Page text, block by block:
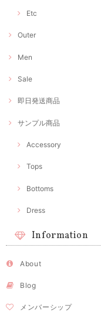
Etc
Outer
Men
Sale
即日発送商品
サンプル商品
Accessory
Tops
Bottoms
Dress
Information
About
Blog
メンバーシップ